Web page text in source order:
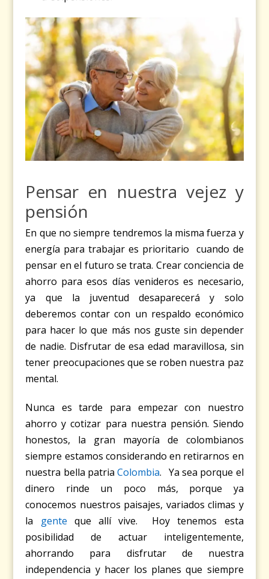
Pensar en nuestra vejez y
pensión
En que no siempre tendremos la misma fuerza y
energía para trabajar es prioritario cuando de
pensar en el futuro se trata. Crear conciencia de
ahorro para esos días venideros es necesario,
ya que la juventud desaparecerá y solo
deberemos contar con un respaldo económico
para hacer lo que más nos guste sin depender
de nadie. Disfrutar de esa edad maravillosa, sin
tener preocupaciones que se roben nuestra paz
mental.
Nunca es tarde para empezar con nuestro
ahorro y cotizar para nuestra pensión. Siendo
honestos, la gran mayoría de colombianos
siempre estamos considerando en retirarnos en
nuestra bella patria Colombia. Ya sea porque el
dinero rinde un poco más, porque ya
conocemos nuestros paisajes, variados climas y
la gente que allí vive. Hoy tenemos esta
posibilidad de actuar inteligentemente,
ahorrando para disfrutar de nuestra
independencia y hacer los planes que siempre